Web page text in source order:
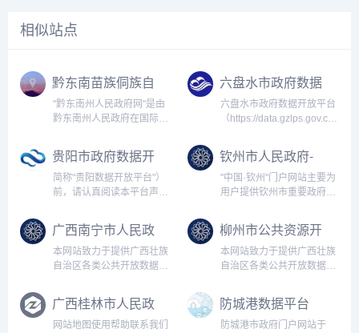
相似站点
黔东南苗族侗族自
治州人民政府数据
频道
"黔东南州人民政府网"是由
黔东南州人民政府在国际互
站，以办事服务、政民互
动、政务公开三大功能为核
心，设置州情、政务信息、
六盘水市政府数据
开放平台
六盘水市政府数据开放平台
（https://data.gzlps.gov.cn）
上数据技术服务有限公司作
为技术支撑单位共同建设的
政府数据开放服务门户。其
贵阳市政府数据开
放平台
简称"贵阳数据开放平台"）
前，请认真阅读本平台声
声明中所包含的条款、条件
和平台即时刊登的通告，并
且遵守中华人民共和国关于
钦州市人民政府-
数据开放模块
"中国·钦州"门户网站主要为
用户提供钦州市重要政府信
便您的浏览，网站还提供全
文检索等辅助功能。本帮助
将指导大家如何便捷地查询
广西南宁市人民政
府门户网站数据服
务栏目
本网站致力于提供广西壮族
自治区各类公共开放数据的
开发利用提供数据支撑， 推
动信息增值服务业的发展以
柳州市公共资源开
放系统
本网站致力于提供广西壮族
自治区各类公共开放数据的
开发利用提供数据支撑， 推
动信息增值服务业的发展以
广西桂林市人民政
府网站-数据开放
网站地图使用帮助联系我们
防城港数据平台
防城港市政府门户网站于